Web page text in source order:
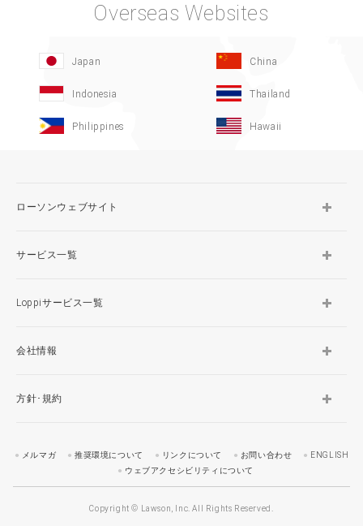
Overseas Websites
Japan China
Indonesia Thailand
Philippines Hawaii
ローソンウェブサイト
サービス一覧
Loppiサービス一覧
会社情報
方針･規約
メルマガ 推奨環境について リンクについて お問い合わせ
ENGLISH
ウェブアクセシビリティについて
Copyright © Lawson, Inc. All Rights Reserved.